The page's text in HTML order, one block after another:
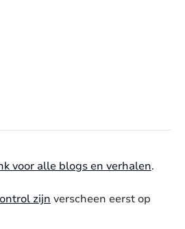
voor alle blogs en verhalen.
zijn verscheen eerst op